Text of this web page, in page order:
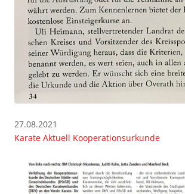
27.08.2021
Karate Aktuell Kooperationsurkunde